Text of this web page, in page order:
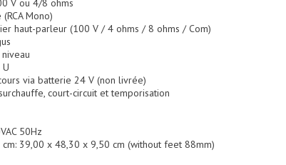
V ou 4/8 ohms
Mono)
haut-parleur (100 V / 4 ohms / 8 ohms / Com)
via batterie 24 V (non livrée)
court-circuit et temporisation
50Hz
cm: 39,00 x 48,30 x 9,50 cm (without feet 88mm)